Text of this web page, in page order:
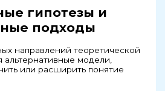
гипотезы и
подходы
направлений теоретической
модели,
или расширить понятие